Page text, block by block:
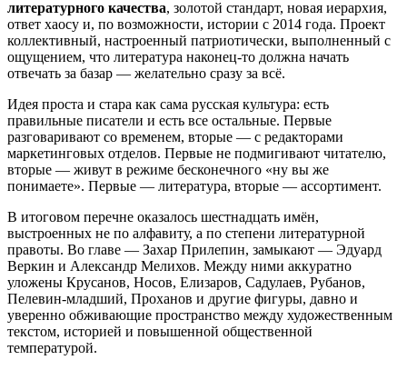
литературного качества, золотой стандарт, новая иерархия,
ответ хаосу и, по возможности, истории с 2014 года. Проект
коллективный, настроенный патриотически, выполненный с
ощущением, что литература наконец-то должна начать
отвечать за базар — желательно сразу за всё.
Идея проста и стара как сама русская культура: есть
правильные писатели и есть все остальные. Первые
разговаривают со временем, вторые — с редакторами
маркетинговых отделов. Первые не подмигивают читателю,
вторые — живут в режиме бесконечного «ну вы же
понимаете». Первые — литература, вторые — ассортимент.
В итоговом перечне оказалось шестнадцать имён,
выстроенных не по алфавиту, а по степени литературной
правоты. Во главе — Захар Прилепин, замыкают — Эдуард
Веркин и Александр Мелихов. Между ними аккуратно
уложены Крусанов, Носов, Елизаров, Садулаев, Рубанов,
Пелевин-младший, Проханов и другие фигуры, давно и
уверенно обживающие пространство между художественным
текстом, историей и повышенной общественной
температурой.